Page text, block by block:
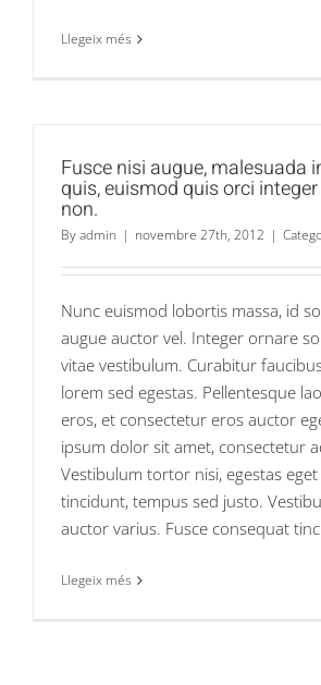
Llegeix més
Fusce nisi augue, malesuada
quis, euismod quis orci
non.
Byadmin | novembre 27th, 2012 |
Nunc euismod lobortis massa, id
augue auctor vel. Integer ornare
vitae vestibulum. Curabitur
lorem sed egestas. Pellentesque
eros, et consectetur eros auctor
ipsum dolor sit amet, consectetur
Vestibulum tortor nisi, egestas
tincidunt, tempus sed justo.
auctor varius. Fusce consequat
Llegeix més